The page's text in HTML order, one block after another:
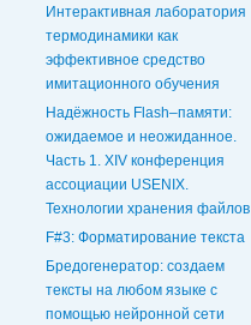
Интерактивная лаборатория
термодинамики как
эффективное средство
имитационного обучения
Надёжность Flash–памяти:
ожидаемое и неожиданное.
Часть 1. XIV конференция
ассоциации USENIX.
Технологии хранения файлов
F#3: Форматирование текста
Бредогенератор: создаем
тексты на любом языке с
помощью нейронной сети